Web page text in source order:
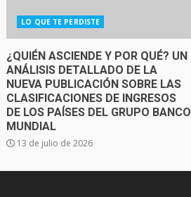
LO QUE TE PERDISTE
¿QUIÉN ASCIENDE Y POR QUÉ? UN
ANÁLISIS DETALLADO DE LA
NUEVA PUBLICACIÓN SOBRE LAS
CLASIFICACIONES DE INGRESOS
DE LOS PAÍSES DEL GRUPO BANCO
MUNDIAL
13 de julio de 2026